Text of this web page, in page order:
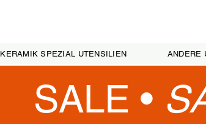
KERAMIK SPEZIAL UTENSILIEN ANDERE
SALE •